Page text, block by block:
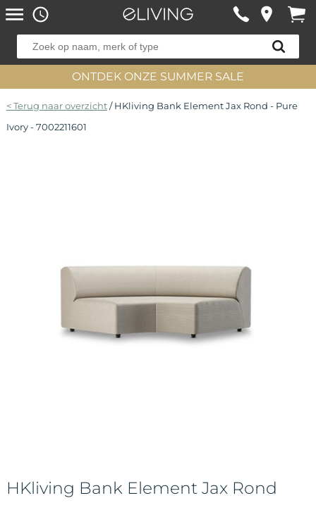
ONTDEK ONZE SUMMER SALE
< Terug naar overzicht/ HKliving Bank Element Jax Rond - Pure
Ivory - 7002211601
HKliving Bank Element Jax Rond